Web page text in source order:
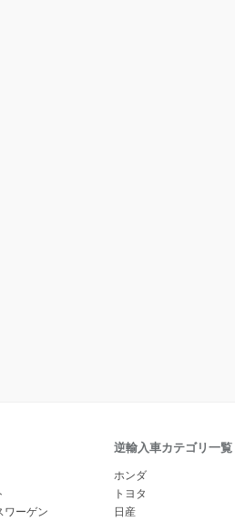
ワーゲン
逆輸入車カテゴリ一覧
ホンダ
トヨタ
日産